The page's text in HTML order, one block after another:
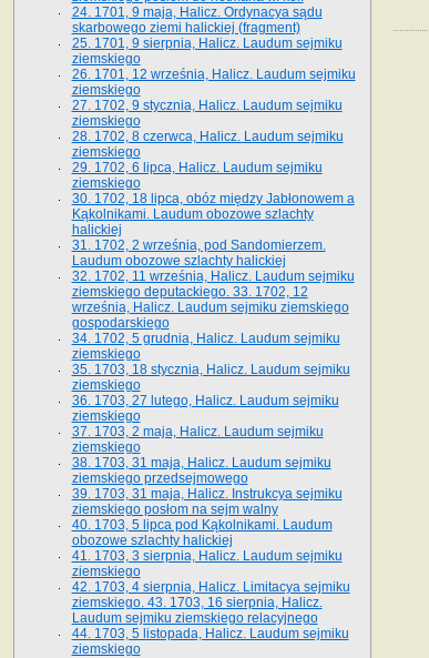
24. 1701, 9 maja, Halicz. Ordynacya sądu
skarbowego ziemi halickiej (fragment)
25. 1701, 9 sierpnia, Halicz. Laudum sejmiku
ziemskiego
26. 1701, 12 września, Halicz. Laudum sejmiku
ziemskiego
27. 1702, 9 stycznia, Halicz. Laudum sejmiku
ziemskiego
28. 1702, 8 czerwca, Halicz. Laudum sejmiku
ziemskiego
29. 1702, 6 lipca, Halicz. Laudum sejmiku
ziemskiego
30. 1702, 18 lipca, obóz między Jabłonowem a
Kąkolnikami. Laudum obozowe szlachty
halickiej
31. 1702, 2 września, pod Sandomierzem.
Laudum obozowe szlachty halickiej
32. 1702, 11 września, Halicz. Laudum sejmiku
ziemskiego deputackiego. 33. 1702, 12
września, Halicz. Laudum sejmiku ziemskiego
gospodarskiego
34. 1702, 5 grudnia, Halicz. Laudum sejmiku
ziemskiego
35. 1703, 18 stycznia, Halicz. Laudum sejmiku
ziemskiego
36. 1703, 27 lutego, Halicz. Laudum sejmiku
ziemskiego
37. 1703, 2 maja, Halicz. Laudum sejmiku
ziemskiego
38. 1703, 31 maja, Halicz. Laudum sejmiku
ziemskiego przedsejmowego
39. 1703, 31 maja, Halicz. Instrukcya sejmiku
ziemskiego posłom na sejm walny
40. 1703, 5 lipca pod Kąkolnikami. Laudum
obozowe szlachty halickiej
41­. 1703, 3 sierpnia, Halicz. Laudum sejmiku
ziemskiego
42. 1703, 4 sierpnia, Halicz. Limitacya sejmiku
ziemskiego. 43. 1703, 16 sierpnia, Halicz.
Laudum sejmiku ziemskiego relacyjnego
44. 1703, 5 listopada, Halicz. Laudum sejmiku
ziemskiego